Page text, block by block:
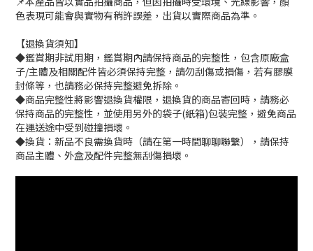
色表現可能會與實物有稍許誤差，出貨以實際商品為準。
【退換貨須知】
◆鑑賞期非試用期，鑑賞期內請保持商品的完整性，包含原廠盒
子/主體及相關配件皆必須保持完整，請勿刮傷或損傷，若有膠膜
封條等，也請務必保持完整避免拆除。
◆商品完整性將影響退換貨權限，退換貨的商品寄回時，請務必
保持商品的完整性，並使用另外的袋子(紙箱)包裝完整，避免商品
在運送途中受到碰撞損壞。
◆換貨：新品不良需換貨時（請在第一時間聊聊聯繫），請保持
商品主體、外盒及配件完整無刮傷損壞。